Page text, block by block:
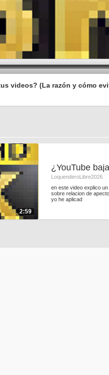
videos? (La razón y cómo
2:59
LoquenderoLibre2026
en este video explico
sobre relacion de
yo he aplicad